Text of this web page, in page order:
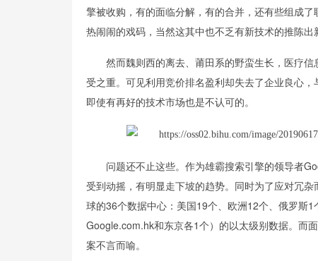
擎被收购，有的面临分解，有的合并，还有些组成
热闹闹的戏码，当然这其中也不乏有新技术的推陈
然而魏则西的离去、莆田系的野蛮生长，医疗
受之重。可见利用竞价排名盈利却失去了企业良心
即使有再好的技术市场也是不认可的。
问题还不止这些。作为雄霸搜索引擎的领导者
受到动摇，有明显走下坡的趋势。同时为了应对冗
球的36个数据中心：美国19个、欧洲12个、俄罗斯
Google.com.hk和东京各1个）的以太级别数据。而
案不言而喻。